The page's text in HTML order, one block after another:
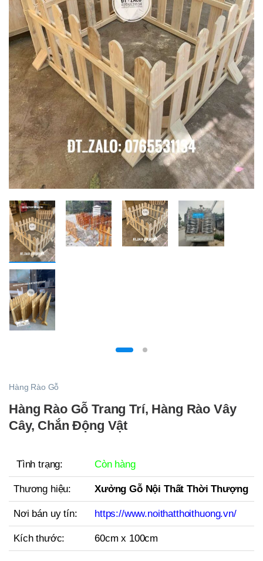
Hàng Rào Gỗ
Hàng Rào Gỗ Trang Trí, Hàng Rào Vây
Cây, Chắn Động Vật
Tình trạng: Còn hàng
Thương hiệu: Xưởng Gỗ Nội Thất Thời Thượng
Nơi bán uy tín: https://www.noithatthoithuong.vn/
Kích thước: 60cm x 100cm